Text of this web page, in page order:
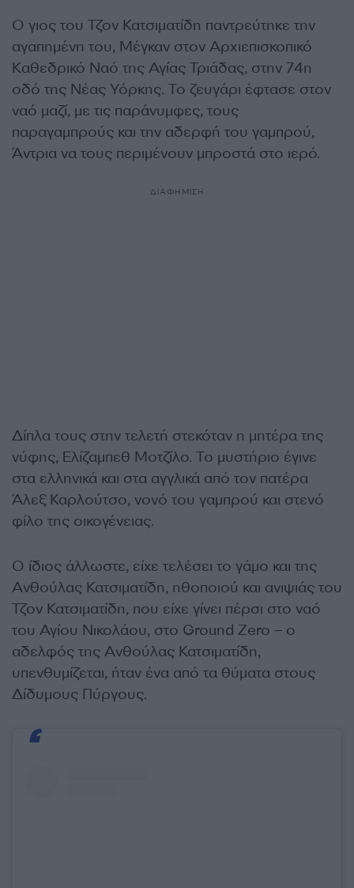
O γιος του Τζον Κατσιματίδη παντρεύτηκε την
αγαπημένη του, Μέγκαν στον Αρχιεπισκοπικό
Kαθεδρικό Ναό της Αγίας Τριάδας, στην 74η
οδό της Νέας Υόρκης. Το ζευγάρι έφτασε στον
ναό μαζί, με τις παράνυμφες, τους
παραγαμπρούς και την αδερφή του γαμπρού,
Άντρια να τους περιμένουν μπροστά στο ιερό.
ΔΙΑΦΗΜΙΣΗ
Δίπλα τους στην τελετή στεκόταν η μητέρα της
νύφης, Ελίζαμπεθ Μοτζίλο. Το μυστήριο έγινε
στα ελληνικά και στα αγγλικά από τον πατέρα
Άλεξ Καρλούτσο, νονό του γαμπρού και στενό
φίλο της οικογένειας.
Ο ίδιος άλλωστε, είχε τελέσει το γάμο και της
Ανθούλας Κατσιματίδη, ηθοποιού και ανιψιάς του
Τζον Κατσιματίδη, που είχε γίνει πέρσι στο ναό
του Αγίου Νικολάου, στο Ground Zero – ο
αδελφός της Ανθούλας Κατσιματίδη,
υπενθυμίζεται, ήταν ένα από τα θύματα στους
Δίδυμους Πύργους.